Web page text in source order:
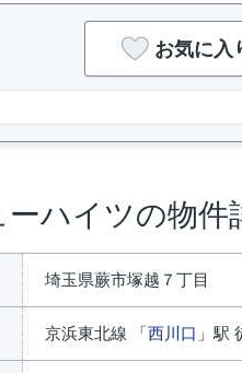
お気に入
ハイツの物件
埼玉県蕨市塚越７丁目
京浜東北線 「西川口 」駅